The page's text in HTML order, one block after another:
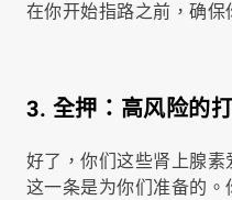
在你开始指路之前，确保
3. 全押：高风险的
好了，你们这些肾上腺素
这一条是为你们准备的。